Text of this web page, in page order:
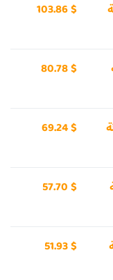
103.86 $
80.78 $
69.24 $
57.70 $
51.93 $